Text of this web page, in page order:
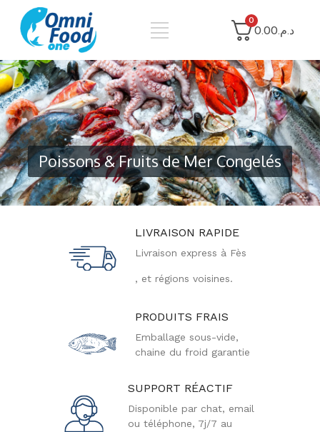
0
د.م.0.00
Poissons & Fruits de Mer Congelés
LIVRAISON RAPIDE
Livraison express à Fès
, et régions voisines.
PRODUITS FRAIS
Emballage sous-vide,
chaine du froid garantie
SUPPORT RÉACTIF
Disponible par chat, email
ou téléphone, 7j/7 au